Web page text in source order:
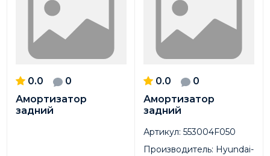
0.0
0
Амортизатор
задний
0.0
0
Амортизатор
задний
Артикул: 553004F050
Производитель: Hyundai-